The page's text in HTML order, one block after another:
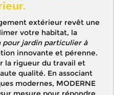
extérieur revêt une
votre habitat, la
jardin particulier à
innovante et pérenne.
la rigueur du travail et
qualité. En associant
modernes, MODERNE